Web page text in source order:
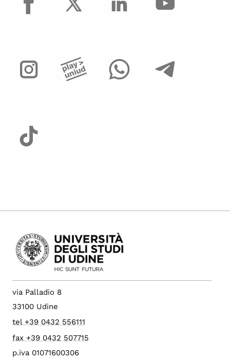
via Palladio 8
33100 Udine
tel +39 0432 556111
fax +39 0432 507715
p.iva 01071600306